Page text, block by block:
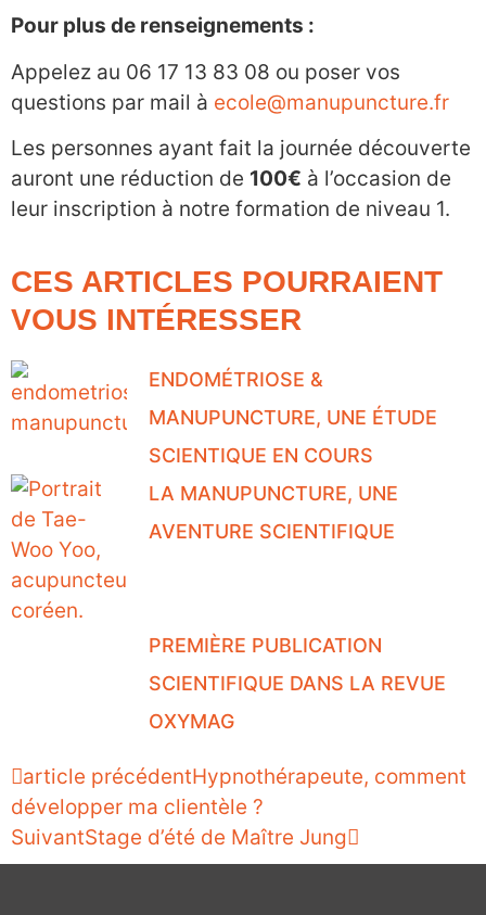
Pour plus de renseignements :
Appelez au 06 17 13 83 08 ou poser vos
questions par mail à ecole@manupuncture.fr
Les personnes ayant fait la journée découverte
auront une réduction de 100€ à l’occasion de
leur inscription à notre formation de niveau 1.
CES ARTICLES POURRAIENT
VOUS INTÉRESSER
ENDOMÉTRIOSE &
MANUPUNCTURE, UNE ÉTUDE
SCIENTIQUE EN COURS
LA MANUPUNCTURE, UNE
AVENTURE SCIENTIFIQUE
PREMIÈRE PUBLICATION
SCIENTIFIQUE DANS LA REVUE
OXYMAG
article précédentHypnothérapeute, comment
développer ma clientèle ?
SuivantStage d’été de Maître Jung